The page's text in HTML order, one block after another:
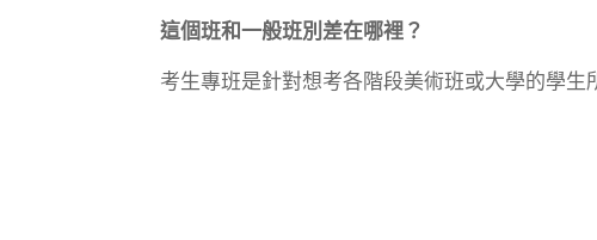
這個班和一般班別差在哪裡？
考生專班是針對想考各階段美術班或大學的學